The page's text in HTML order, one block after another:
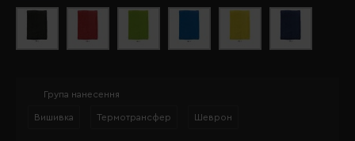
Група нанесення
Вишивка Термотрансфер Шеврон